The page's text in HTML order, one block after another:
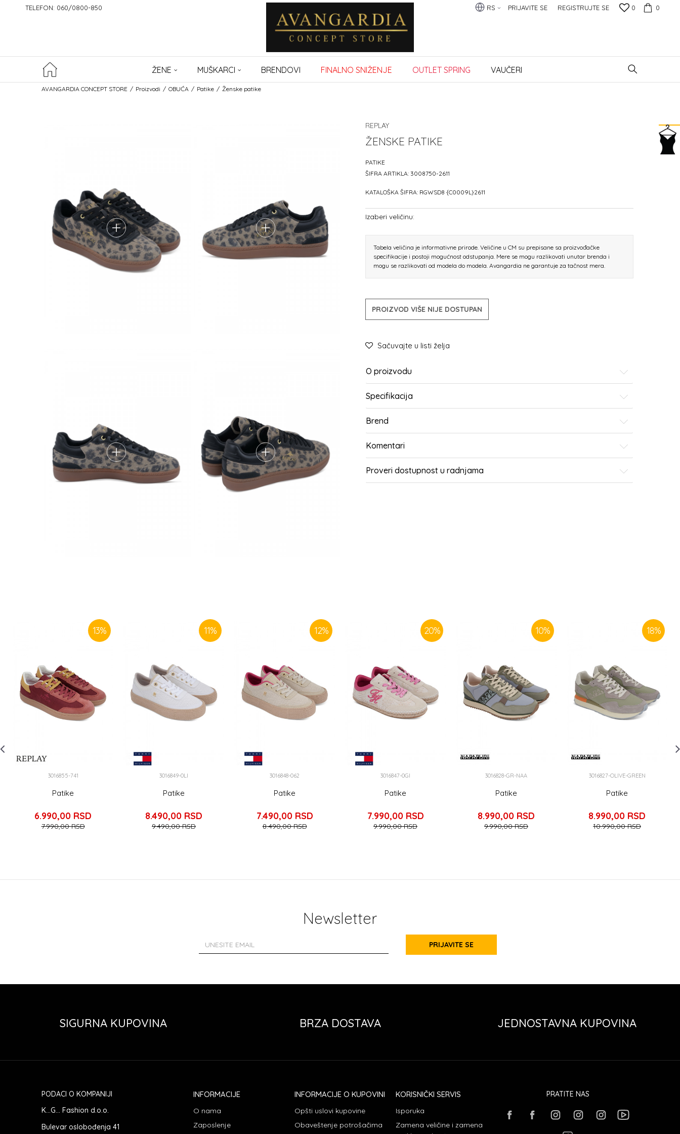
TELEFON: 060/0800-850 0
0
PRIJAVITE SE REGISTRUJTE SE
RS
ŽENE MUŠKARCI BRENDOVI FINALNO SNIŽENJE OUTLET SPRING VAUČERI
AVANGARDIA CONCEPT STORE Proizvodi OBUĆA Patike Ženske patike
REPLAY
ŽENSKE PATIKE
PATIKE
ŠIFRA ARTIKLA: 3008750-2611
KATALOŠKA ŠIFRA: RGWSD8 {C0009L}2611
Izaberi veličinu:
Tabela veličina je informativne prirode. Veličine u CM su prepisane sa proizvođačke
specifikacije i postoji mogućnost odstupanja. Mere se mogu razlikovati unutar brenda i
mogu se razlikovati od modela do modela. Avangardia ne garantuje za tačnost mera.
PROIZVOD VIŠE NIJE DOSTUPAN
Sačuvajte u listi želja
O proizvodu
Specifikacija
Brend
Komentari
Proveri dostupnost u radnjama
13%
3016855-741
Patike
6.990,00 RSD
7.990,00RSD
11%
3016849-0LI
Patike
8.490,00 RSD
9.490,00RSD
12%
3016848-062
Patike
7.490,00 RSD
8.490,00RSD
20%
3016847-0GI
Patike
7.990,00 RSD
9.990,00RSD
10%
3016828-GR-NAA
Patike
8.990,00 RSD
9.990,00RSD
18%
3016827-OLIVE-GREEN
Patike
8.990,00 RSD
10.990,00RSD
Newsletter
PRIJAVITE SE
SIGURNA KUPOVINA BRZA DOSTAVA JEDNOSTAVNA KUPOVINA
PODACI O KOMPANIJI
K...G... Fashion d.o.o.
Bulevar oslobođenja 41
INFORMACIJE
O nama
Zaposlenje
INFORMACIJE O KUPOVINI
Opšti uslovi kupovine
Obaveštenje potrošačima
KORISNIČKI SERVIS
Isporuka
Zamena veličine i zamena
PRATITE NAS